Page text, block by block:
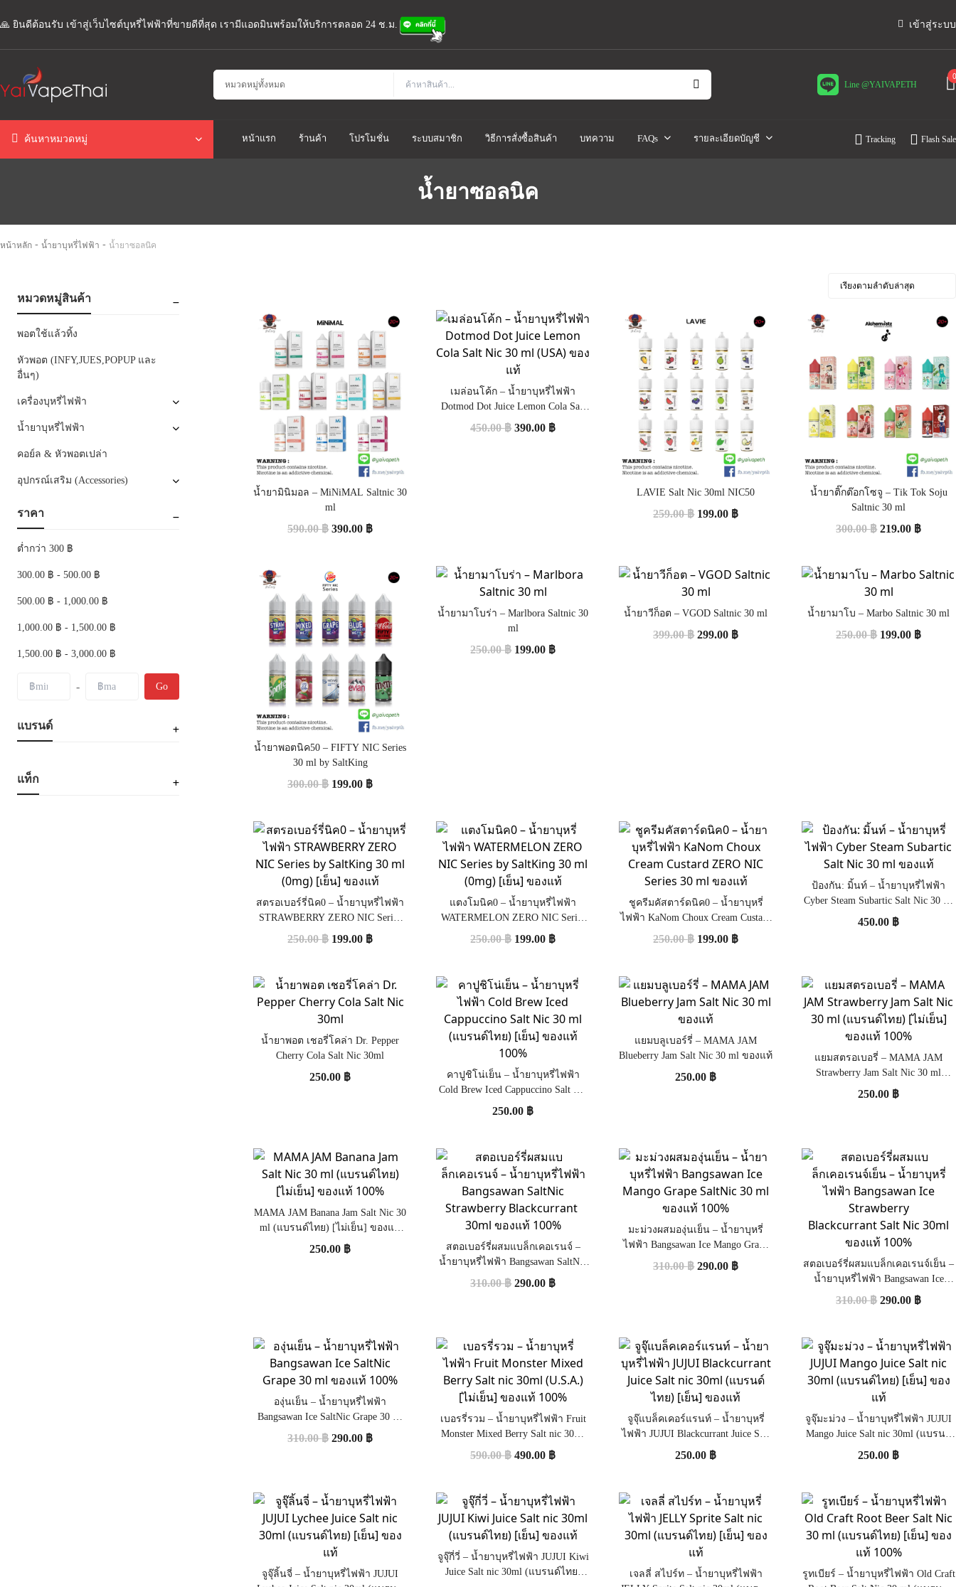
🙏 ยินดีต้อนรับ เข้าสู่เว็บไซต์บุหรี่ไฟฟ้าที่ขายดีที่สุด เรามีแอดมินพร้อมให้บริการตลอด 24 ช.ม. เข้าสู่ระบบ
Line @YAIVAPETH
0
ค้นหาหมวดหมู่ หน้าแรก ร้านค้า โปรโมชั่น ระบบสมาชิก วิธีการสั่งซื้อสินค้า บทความ FAQs รายละเอียดบัญชี Tracking Flash Sale
น้ำยาซอลนิค
หน้าหลัก - น้ำยาบุหรี่ไฟฟ้า - น้ำยาซอลนิค
หมวดหมู่สินค้า
พอตใช้แล้วทิ้ง
หัวพอต (INFY,JUES,POPUP และ
อื่นๆ)
เครื่องบุหรี่ไฟฟ้า
น้ำยาบุหรี่ไฟฟ้า
คอย์ล & หัวพอตเปล่า
อุปกรณ์เสริม (Accessories)
ราคา
ต่ำกว่า 300 ฿
300.00 ฿ - 500.00 ฿
500.00 ฿ - 1,000.00 ฿
1,000.00 ฿ - 1,500.00 ฿
1,500.00 ฿ - 3,000.00 ฿
- Go
แบรนด์
แท็ก
น้ำยามินิมอล – MiNiMAL Saltnic 30
ml
590.00฿ 390.00 ฿
เมล่อนโค้ก – น้ำยาบุหรี่ไฟฟ้า
Dotmod Dot Juice Lemon Cola Salt
Nic 30 ml (USA) ของแท้
450.00฿ 390.00 ฿
LAVIE Salt Nic 30ml NIC50
259.00฿ 199.00 ฿
น้ำยาติ๊กต๊อกโซจู – Tik Tok Soju
Saltnic 30 ml
300.00฿ 219.00 ฿
น้ำยาพอตนิค50 – FIFTY NIC Series
30 ml by SaltKing
300.00฿ 199.00 ฿
น้ำยามาโบร่า – Marlbora Saltnic 30
ml
250.00฿ 199.00 ฿
น้ำยาวีก็อต – VGOD Saltnic 30 ml
399.00฿ 299.00 ฿
น้ำยามาโบ – Marbo Saltnic 30 ml
250.00฿ 199.00 ฿
สตรอเบอร์รี่นิค0 – น้ำยาบุหรี่ไฟฟ้า
STRAWBERRY ZERO NIC Series
by SaltKing 30 ml (0mg) [เย็น] ของ
แท้
250.00฿ 199.00 ฿
แตงโมนิค0 – น้ำยาบุหรี่ไฟฟ้า
WATERMELON ZERO NIC Series
by SaltKing 30 ml (0mg) [เย็น] ของ
แท้
250.00฿ 199.00 ฿
ชูครีมคัสตาร์ดนิค0 – น้ำยาบุหรี่
ไฟฟ้า KaNom Choux Cream Custard
ZERO NIC Series 30 ml ของแท้
250.00฿ 199.00 ฿
ป้องกัน: มิ้นท์ – น้ำยาบุหรี่ไฟฟ้า
Cyber Steam Subartic Salt Nic 30 ml
ของแท้
450.00 ฿
น้ำยาพอต เชอรี่โคล่า Dr. Pepper
Cherry Cola Salt Nic 30ml
250.00 ฿
คาปูชิโน่เย็น – น้ำยาบุหรี่ไฟฟ้า
Cold Brew Iced Cappuccino Salt Nic
30 ml (แบรนด์ไทย) [เย็น] ของแท้
250.00 ฿
แยมบลูเบอร์รี่ – MAMA JAM
Blueberry Jam Salt Nic 30 ml ของแท้
250.00 ฿
แยมสตรอเบอรี่ – MAMA JAM
Strawberry Jam Salt Nic 30 ml
(แบรนด์ไทย) [ไม่เย็น] ของแท้ 100%
250.00 ฿
MAMA JAM Banana Jam Salt Nic 30
ml (แบรนด์ไทย) [ไม่เย็น] ของแท้
250.00 ฿
สตอเบอร์รี่ผสมแบล็กเคอเรนจ์ –
น้ำยาบุหรี่ไฟฟ้า Bangsawan SaltNic
Strawberry Blackcurrant 30ml ของ
แท้ 100%
310.00฿ 290.00 ฿
มะม่วงผสมองุ่นเย็น – น้ำยาบุหรี่
ไฟฟ้า Bangsawan Ice Mango Grape
SaltNic 30 ml ของแท้ 100%
310.00฿ 290.00 ฿
สตอเบอร์รี่ผสมแบล็กเคอเรนจ์เย็น –
น้ำยาบุหรี่ไฟฟ้า Bangsawan Ice
Strawberry Blackcurrant Salt Nic
30ml ของแท้ 100%
310.00฿ 290.00 ฿
องุ่นเย็น – น้ำยาบุหรี่ไฟฟ้า
Bangsawan Ice SaltNic Grape 30 ml
ของแท้ 100%
310.00฿ 290.00 ฿
เบอรรี่รวม – น้ำยาบุหรี่ไฟฟ้า Fruit
Monster Mixed Berry Salt nic 30ml
(U.S.A.) [ไม่เย็น] ของแท้ 100%
590.00฿ 490.00 ฿
จูจุ๊แบล็คเคอร์แรนท์ – น้ำยาบุหรี่
ไฟฟ้า JUJUI Blackcurrant Juice Salt
nic 30ml (แบรนด์ไทย) [เย็น] ของ
250.00 ฿
จูจุ๊มะม่วง – น้ำยาบุหรี่ไฟฟ้า JUJUI
Mango Juice Salt nic 30ml (แบรนด์
ไทย) [เย็น] ของแท้
250.00 ฿
จูจุ๊ลิ้นจี่ – น้ำยาบุหรี่ไฟฟ้า JUJUI
จูจุ๊กี่วี่ – น้ำยาบุหรี่ไฟฟ้า JUJUI Kiwi
Juice Salt nic 30ml (แบรนด์ไทย)
เจลลี่ สไปร์ท – น้ำยาบุหรี่ไฟฟ้า
รูทเบียร์ – น้ำยาบุหรี่ไฟฟ้า Old Craft